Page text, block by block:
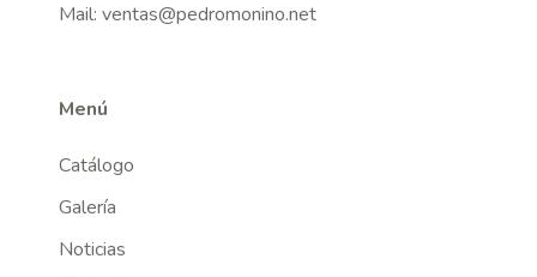
Mail:ventas@pedromonino.net
Menú
Catálogo
Galería
Noticias